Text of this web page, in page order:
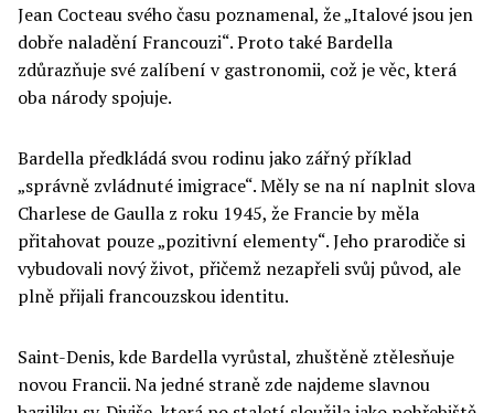
Jean Cocteau svého času poznamenal, že „Italové jsou jen
dobře naladění Francouzi“. Proto také Bardella
zdůrazňuje své zalíbení v gastronomii, což je věc, která
oba národy spojuje.
Bardella předkládá svou rodinu jako zářný příklad
„správně zvládnuté imigrace“. Měly se na ní naplnit slova
Charlese de Gaulla z roku 1945, že Francie by měla
přitahovat pouze „pozitivní elementy“. Jeho prarodiče si
vybudovali nový život, přičemž nezapřeli svůj původ, ale
plně přijali francouzskou identitu.
Saint-Denis, kde Bardella vyrůstal, zhuštěně ztělesňuje
novou Francii. Na jedné straně zde najdeme slavnou